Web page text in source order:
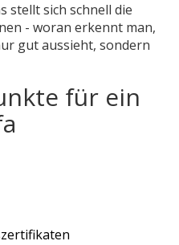
stellt sich schnell die
- woran erkennt man,
gut aussieht, sondern
für ein